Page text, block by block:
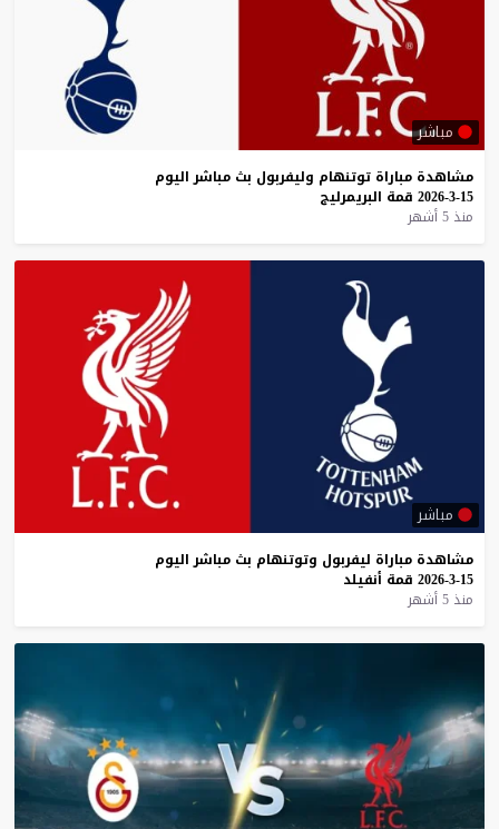
مباشر
مشاهدة مباراة توتنهام وليفربول بث مباشر اليوم
15-3-2026
قمة البريمرليج
منذ 5 أشهر
مباشر
مشاهدة مباراة ليفربول وتوتنهام بث مباشر اليوم
15-3-2026
قمة أنفيلد
منذ 5 أشهر